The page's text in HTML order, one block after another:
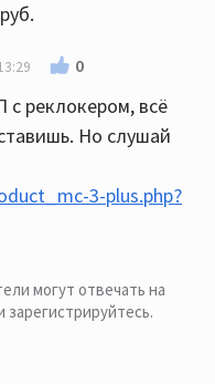
0
реклокером, всё
Но слушай
3-plus.php?
могут отвечать на
зарегистрируйтесь.